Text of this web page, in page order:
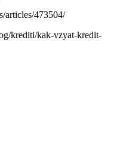
articles/473504/
krediti/kak-vzyat-kredit-